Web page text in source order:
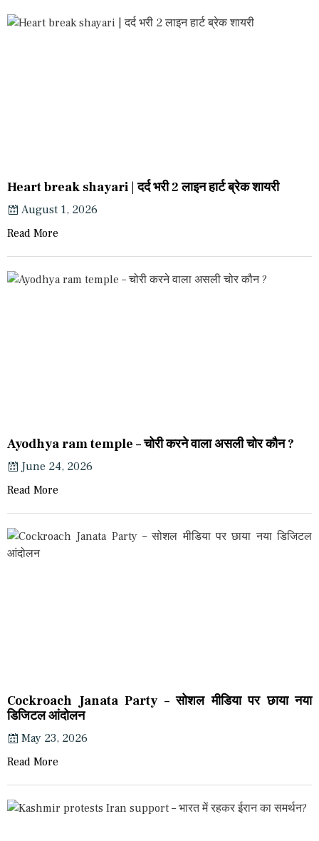
Heart break shayari | दर्द भरी 2 लाइन हार्ट ब्रेक शायरी
August 1, 2026
Read More
Ayodhya ram temple – चोरी करने वाला असली चोर कौन ?
June 24, 2026
Read More
Cockroach Janata Party – सोशल मीडिया पर छाया नया
डिजिटल आंदोलन
May 23, 2026
Read More